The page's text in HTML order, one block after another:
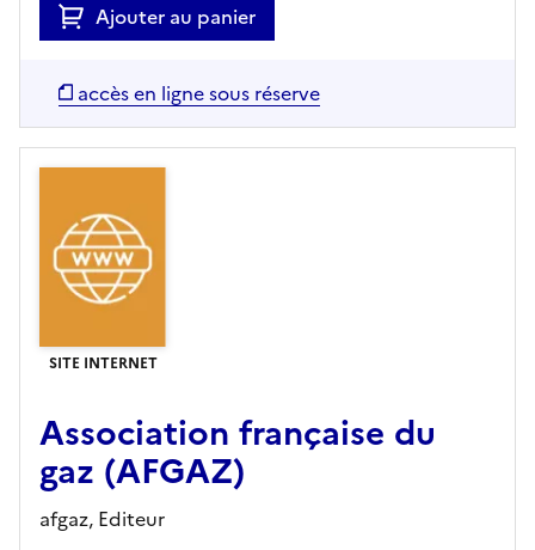
Ajouter au panier
accès en ligne sous réserve
SITE INTERNET
Association française du
gaz (AFGAZ)
afgaz, Editeur